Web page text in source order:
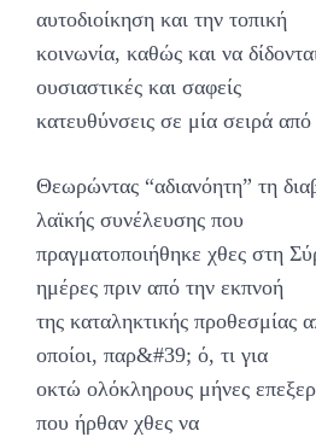
αυτοδιοίκηση και την τοπική
κοινωνία, καθώς και να
ουσιαστικές και σαφείς
κατευθύνσεις σε μία σειρά
Θεωρώντας “αδιανόητη” τη
λαϊκής συνέλευσης που
πραγματοποιήθηκε χθες στη
ημέρες πριν από την εκπνοή
της καταληκτικής προθεσμίας
οποίοι, παρ&#39; ό, τι για
οκτώ ολόκληρους μήνες
που ήρθαν χθες να